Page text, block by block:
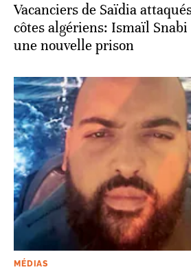
Vacanciers de Saïdia
côtes algériens: Ismaïl
une nouvelle prison
MÉDIAS